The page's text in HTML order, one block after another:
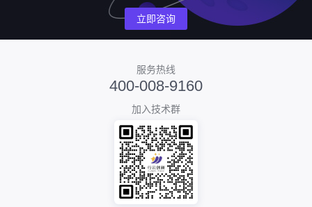
立即咨询
服务热线
400-008-9160
加入技术群